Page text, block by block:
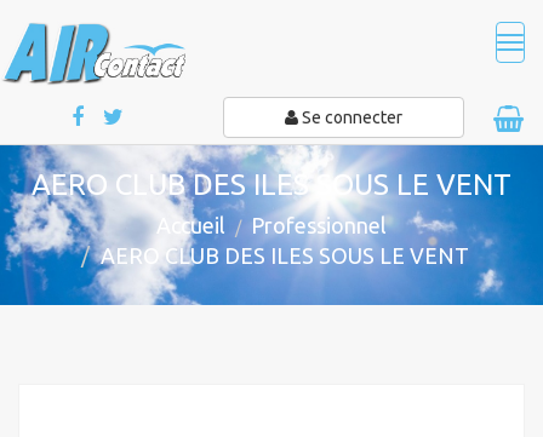
Se connecter
AERO CLUB DES ILES SOUS LE VENT
Accueil
Professionnel
AERO CLUB DES ILES SOUS LE VENT